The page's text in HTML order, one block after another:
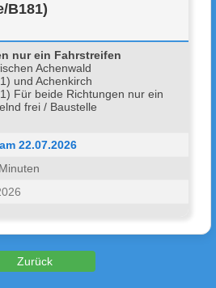
B181)
nur ein Fahrstreifen
Achenwald
und Achenkirch
Für beide Richtungen nur ein
frei / Baustelle
22.07.2026